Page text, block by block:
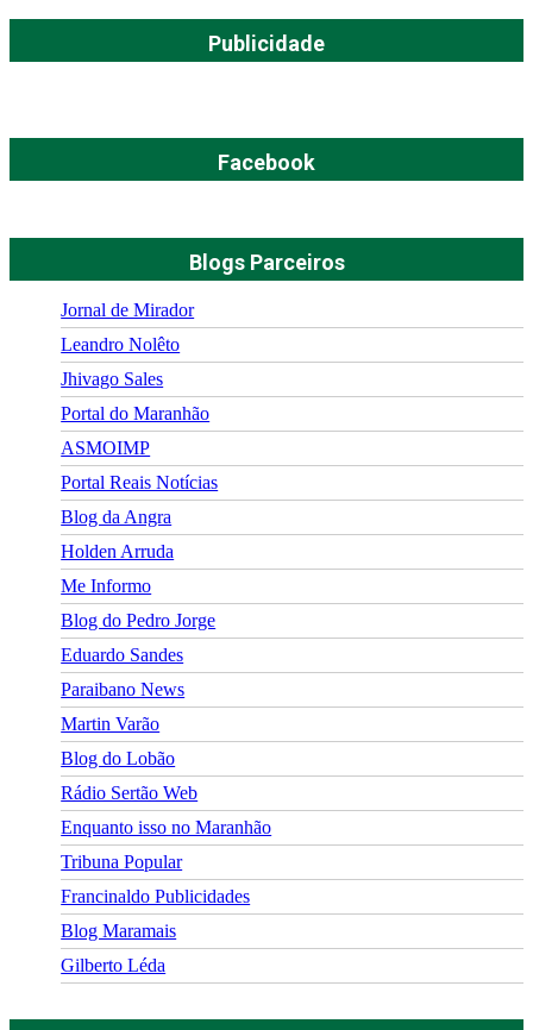
Publicidade
Facebook
Blogs Parceiros
Jornal de Mirador
Leandro Nolêto
Jhivago Sales
Portal do Maranhão
ASMOIMP
Portal Reais Notí­cias
Blog da Angra
Holden Arruda
Me Informo
Blog do Pedro Jorge
Eduardo Sandes
Paraibano News
Martin Varão
Blog do Lobão
Rádio Sertão Web
Enquanto isso no Maranhão
Tribuna Popular
Francinaldo Publicidades
Blog Maramais
Gilberto Léda